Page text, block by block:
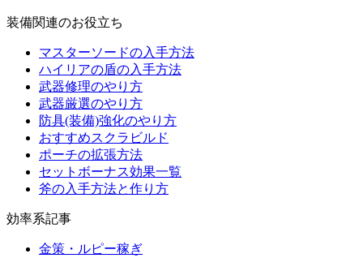
装備関連のお役立ち
マスターソードの入手方法
ハイリアの盾の入手方法
武器修理のやり方
武器厳選のやり方
防具(装備)強化のやり方
おすすめスクラビルド
ポーチの拡張方法
セットボーナス効果一覧
斧の入手方法と作り方
効率系記事
金策・ルピー稼ぎ